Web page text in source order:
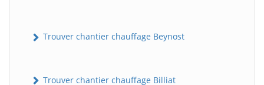
Trouver chantier chauffage Beynost
Trouver chantier chauffage Billiat